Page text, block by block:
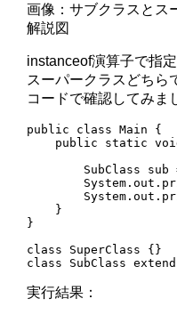
画像：サブクラスとス
解説図
instanceof演算子で指
スーパークラスどちら
コードで確認してみま
public class Main {
public static
SubClass sub
    }
}
class SuperClass {}
class SubClass
実行結果：